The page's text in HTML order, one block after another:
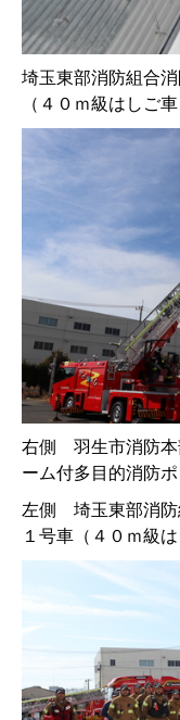
埼玉東部消防組合
（４０ｍ級はしご
右側 羽生市消防
ーム付多目的消防ポ
左側 埼玉東部消
１号車（４０ｍ級は